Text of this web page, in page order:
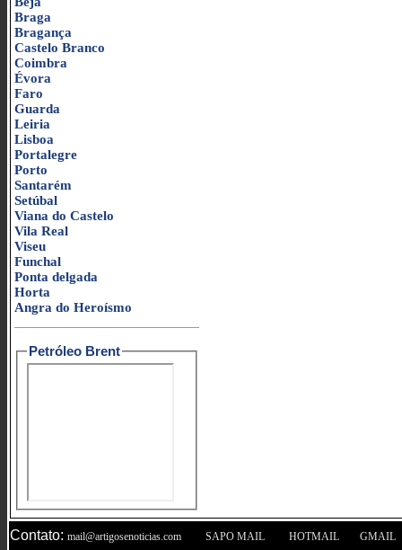
Braga
Bragança
Castelo Branco
Coimbra
Évora
Faro
Guarda
Leiria
Lisboa
Portalegre
Porto
Santarém
Setúbal
Viana do Castelo
Vila Real
Viseu
Funchal
Ponta delgada
Horta
Angra do Heroísmo
Petróleo Brent
Contato: mail@artigosenoticias.com SAPO MAIL HOTMAIL GMAIL